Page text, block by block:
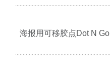
海报用可移胶点Dot N Go